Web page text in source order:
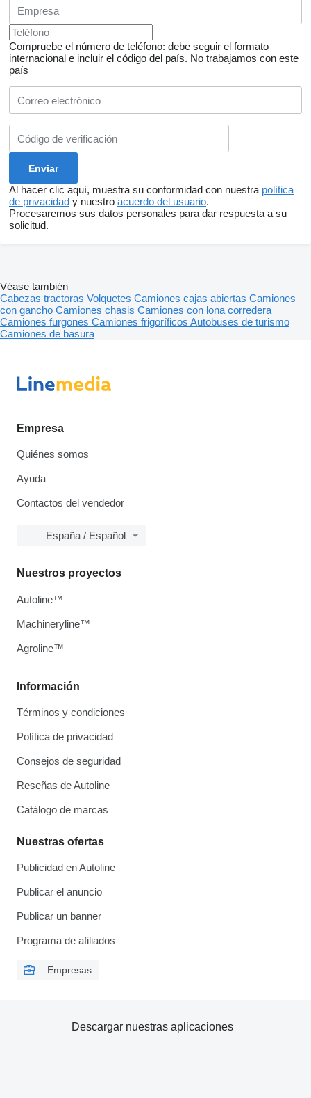
Compruebe el número de teléfono: debe seguir el formato
internacional e incluir el código del país. No trabajamos con este
país
Al hacer clic aquí, muestra su conformidad con nuestra política
de privacidad y nuestro acuerdo del usuario.
Procesaremos sus datos personales para dar respuesta a su
solicitud.
Véase también
Cabezas tractoras Volquetes Camiones cajas abiertas Camiones
con gancho Camiones chasis Camiones con lona corredera
Camiones furgones Camiones frigoríficos Autobuses de turismo
Camiones de basura
Empresa
Quiénes somos
Ayuda
Contactos del vendedor
España / Español
Información
Términos y condiciones
Política de privacidad
Consejos de seguridad
Reseñas de Autoline
Catálogo de marcas
Nuestras ofertas
Publicidad en Autoline
Publicar el anuncio
Publicar un banner
Programa de afiliados
Empresas
Nuestros proyectos
Autoline™
Machineryline™
Agroline™
Descargar nuestras aplicaciones